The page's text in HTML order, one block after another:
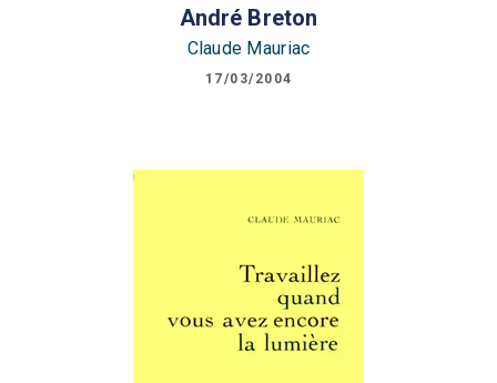
André Breton
Claude Mauriac
17/03/2004